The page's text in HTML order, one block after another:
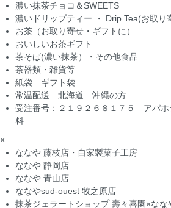
濃い抹茶チョコ＆SWEETS
濃いドリップティー ・ Drip Tea(お取り
お茶（お取り寄せ・ギフトに）
おいしいお茶ギフト
茶そば(濃い抹茶）・その他食品
茶器類・雑貨等
紙袋 ギフト袋
常温配送 北海道 沖縄の方
受注番号：２１９２６８１７５ アパホ
料
×
ななや 藤枝店・自家製菓子工房
ななや 静岡店
ななや 青山店
ななやsud-ouest 牧之原店
抹茶ジェラートショップ 壽々喜園×なな